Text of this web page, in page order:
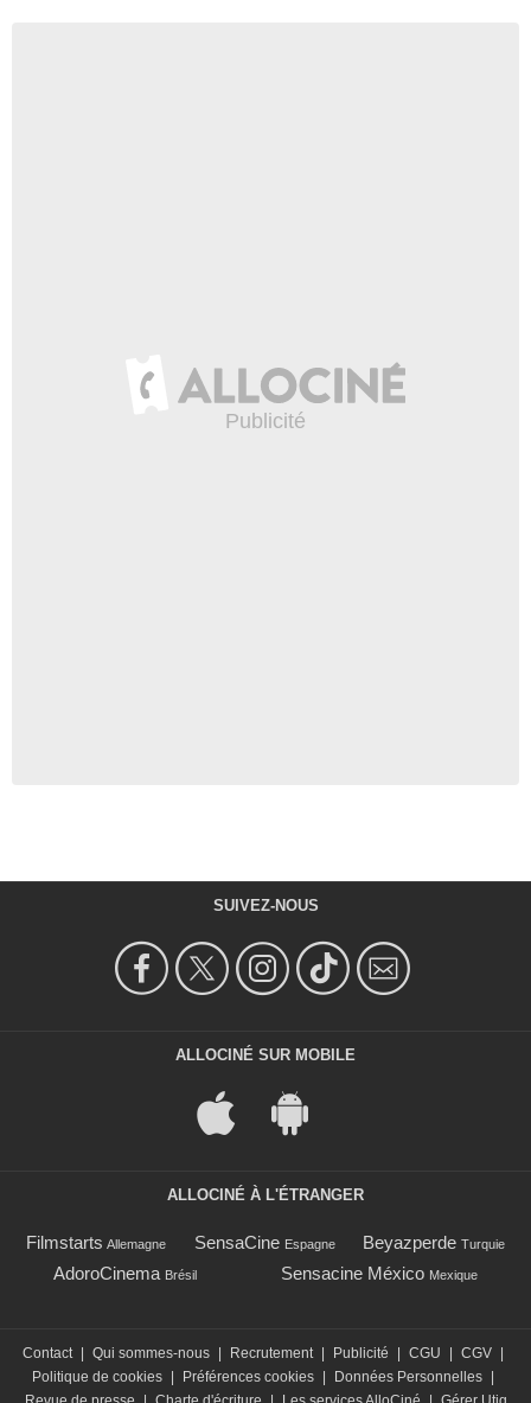
SUIVEZ-NOUS
ALLOCINÉ SUR MOBILE
ALLOCINÉ À L'ÉTRANGER
Filmstarts Allemagne SensaCine Espagne Beyazperde Turquie
AdoroCinema Brésil Sensacine México Mexique
Contact Qui sommes-nous Recrutement Publicité CGU CGV
Politique de cookies
Préférences cookies Données Personnelles